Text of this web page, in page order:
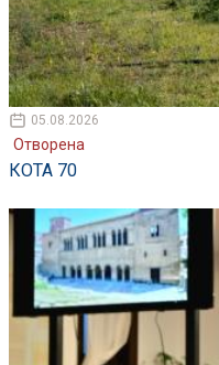
05.08.2026
Отворена
КОТА 70